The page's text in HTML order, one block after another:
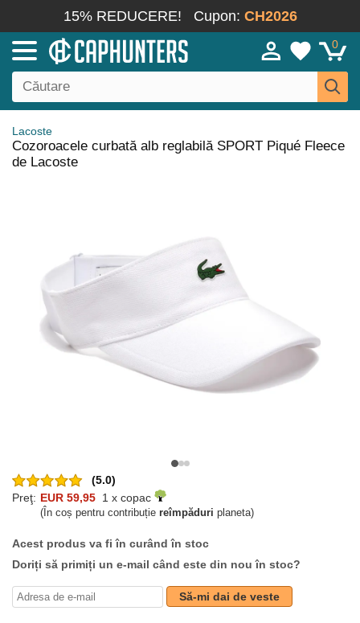
15% REDUCERE! Cupon: CH2026
0
Lacoste
Cozoroacele curbată alb reglabilă SPORT Piqué Fleece
de Lacoste
(5.0)
Preţ: EUR 59,95 1 x copac
(În coș pentru contribuție reîmpăduri planeta)
Acest produs va fi în curând în stoc
Doriți să primiți un e-mail când este din nou în stoc?
Să-mi dai de veste